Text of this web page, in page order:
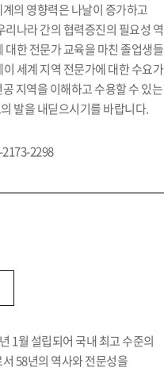
의 영향력은 나날이 증가하고
나라 간의 협력증진의 필요성
한 전문가 교육을 마친 졸업생
세계 지역 전문가에 대한 수요가
지역을 이해하고 수용할 수 있는
발을 내딛으시기를 바랍니다.
2298
1월 설립되어 국내 최고 수준의
58년의 역사와 전문성을